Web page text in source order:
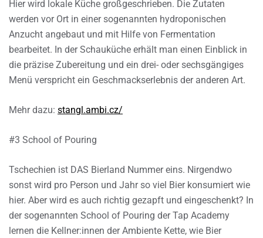
Hier wird lokale Küche großgeschrieben. Die Zutaten
werden vor Ort in einer sogenannten hydroponischen
Anzucht angebaut und mit Hilfe von Fermentation
bearbeitet. In der Schauküche erhält man einen Einblick in
die präzise Zubereitung und ein drei- oder sechsgängiges
Menü verspricht ein Geschmackserlebnis der anderen Art.
Mehr dazu: stangl.ambi.cz/
#3 School of Pouring
Tschechien ist DAS Bierland Nummer eins. Nirgendwo
sonst wird pro Person und Jahr so viel Bier konsumiert wie
hier. Aber wird es auch richtig gezapft und eingeschenkt? In
der sogenannten School of Pouring der Tap Academy
lernen die Kellner:innen der Ambiente Kette, wie Bier